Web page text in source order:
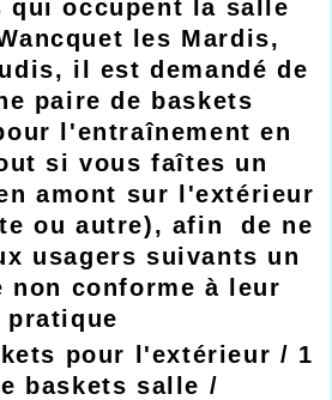
qui occupent la salle
les Mardis,
il est demandé de
paire de baskets
l'entraînement en
si vous faîtes un
amont sur l'extérieur
ou autre), afin de ne
usagers suivants un
non conforme à leur
pratique
pour l'extérieur / 1
baskets salle /